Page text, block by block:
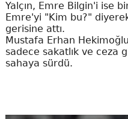
Yalçın, Emre Bilgin'i ise
Emre'yi "Kim bu?"
gerisine attı.
Mustafa Erhan
sadece sakatlık ve ceza
sahaya sürdü.